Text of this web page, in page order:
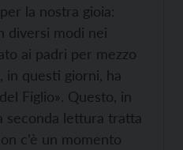
la nostra gioia:
diversi modi nei
ai padri per mezzo
questi giorni, ha
Figlio». Questo, in
seconda lettura tratta
c’è un momento